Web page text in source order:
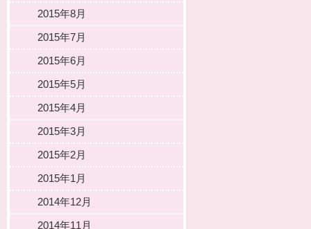
2015年8月
2015年7月
2015年6月
2015年5月
2015年4月
2015年3月
2015年2月
2015年1月
2014年12月
2014年11月